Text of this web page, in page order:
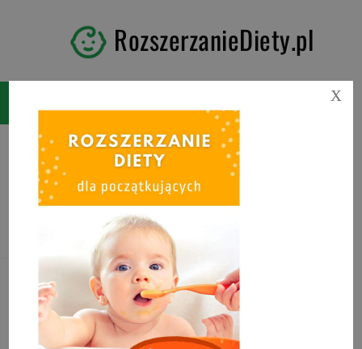
RozszerzanieDiety.pl
Tag:kotlety rybne dla
niemowlaka
X